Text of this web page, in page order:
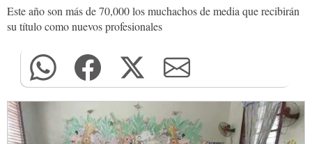
Este año son más de 70,000 los muchachos de media que recibirán
su título como nuevos profesionales